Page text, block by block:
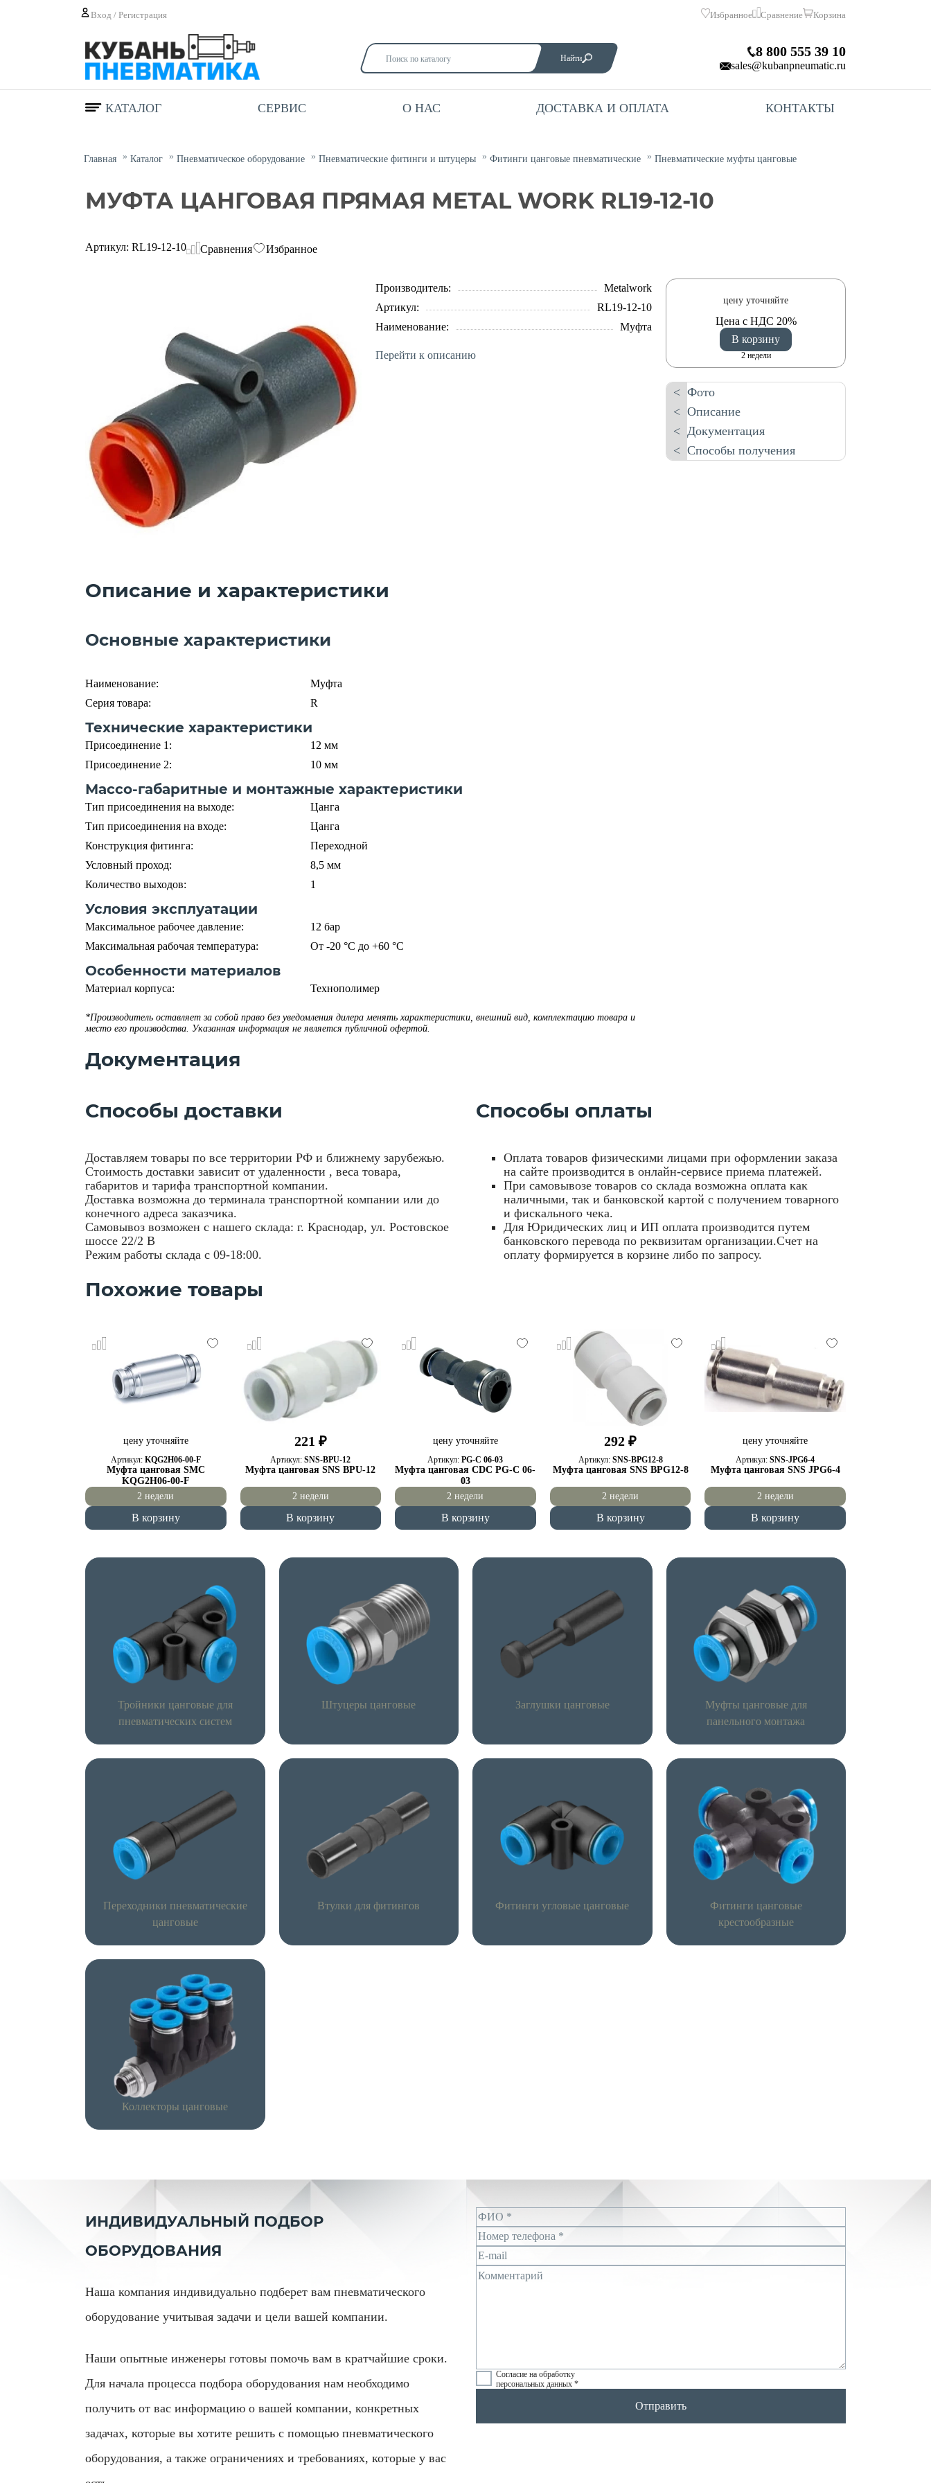
Вход / Регистрация Избранное Сравнение Корзина
Найти 8 800 555 39 10
sales@kubanpneumatic.ru
КАТАЛОГ СЕРВИС О НАС ДОСТАВКА И ОПЛАТА КОНТАКТЫ
Главная Каталог Пневматическое оборудование Пневматические фитинги и штуцеры Фитинги цанговые пневматические Пневматические муфты цанговые
МУФТА ЦАНГОВАЯ ПРЯМАЯ METAL WORK RL19-12-10
Артикул: RL19-12-10 Сравнения Избранное
Производитель:
Metalwork
Артикул:
RL19-12-10
Наименование:
Муфта
Перейти к описанию
цену уточняйте
Цена с НДС 20%
В корзину
2 недели
Фото
Описание
Документация
Способы получения
Описание и характеристики
Основные характеристики
Наименование:
Муфта
Серия товара:
R
Технические характеристики
Присоединение 1:
12 мм
Присоединение 2:
10 мм
Массо-габаритные и монтажные характеристики
Тип присоединения на выходе:
Цанга
Тип присоединения на входе:
Цанга
Конструкция фитинга:
Переходной
Условный проход:
8,5 мм
Количество выходов:
1
Условия эксплуатации
Максимальное рабочее давление:
12 бар
Максимальная рабочая температура:
От -20 °C до +60 °C
Особенности материалов
Материал корпуса: Технополимер
*Производитель оставляет за собой право без уведомления дилера менять характеристики, внешний вид, комплектацию товара и
место его производства. Указанная информация не является публичной офертой.
Документация
Способы доставки
Доставляем товары по все территории РФ и ближнему зарубежью.
Стоимость доставки зависит от удаленности , веса товара,
габаритов и тарифа транспортной компании.
Доставка возможна до терминала транспортной компании или до
конечного адреса заказчика.
Самовывоз возможен с нашего склада: г. Краснодар, ул. Ростовское
шоссе 22/2 В
Режим работы склада с 09-18:00.
Способы оплаты
Оплата товаров физическими лицами при оформлении заказа
на сайте производится в онлайн-сервисе приема платежей.
При самовывозе товаров со склада возможна оплата как
наличными, так и банковской картой с получением товарного
и фискального чека.
Для Юридических лиц и ИП оплата производится путем
банковского перевода по реквизитам организации.Счет на
оплату формируется в корзине либо по запросу.
Похожие товары
цену уточняйте
Артикул: KQG2H06-00-F
Муфта цанговая SMC
KQG2H06-00-F
2 недели
В корзину
221 ₽
Артикул:SNS-BPU-12
Муфта цанговая SNS BPU-12
2 недели
В корзину
цену уточняйте
Артикул:PG-C 06-03
Муфта цанговая CDC PG-C 06-
03
2 недели
В корзину
292 ₽
Артикул: SNS-BPG12-8
Муфта цанговая SNS BPG12-8
2 недели
В корзину
цену уточняйте
Артикул:SNS-JPG6-4
Муфта цанговая SNS JPG6-4
2 недели
В корзину
Тройники цанговые для
пневматических систем
Штуцеры цанговые Заглушки цанговые
Муфты цанговые для
панельного монтажа
Переходники пневматические
цанговые
Втулки для фитингов Фитинги угловые цанговые
Фитинги цанговые
крестообразные
Коллекторы цанговые
ИНДИВИДУАЛЬНЫЙ ПОДБОР
ОБОРУДОВАНИЯ
Наша компания индивидуально подберет вам пневматического
оборудование учитывая задачи и цели вашей компании.
Наши опытные инженеры готовы помочь вам в кратчайшие сроки.
Для начала процесса подбора оборудования нам необходимо
получить от вас информацию о вашей компании, конкретных
задачах, которые вы хотите решить с помощью пневматического
оборудования, а также ограничениях и требованиях, которые у вас
Согласие на обработку
персональных данных *
Отправить